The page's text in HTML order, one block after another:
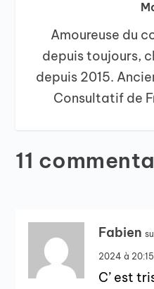
Amoureuse du
depuis toujours,
depuis 2015.
Consultatif de
11
Fabien
2024 à 20:15
C’ est